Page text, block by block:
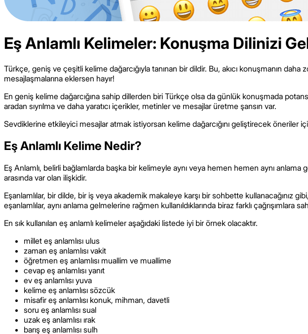
Eş Anlamlı Kelimeler: Konuşma Dilinizi
Türkçe, geniş ve çeşitli kelime dağarcığıyla tanınan bir dildir. Bu, akıcı konuşmanın daha
mesajlaşmalarına eklersen hayır!
En geniş kelime dağarcığına sahip dillerden biri Türkçe olsa da günlük konuşmada
aradan sıyrılma ve daha yaratıcı içerikler, metinler ve mesajlar üretme şansın var.
Sevdiklerine etkileyici mesajlar atmak istiyorsan kelime dağarcığını geliştirecek öneriler
Eş Anlamlı Kelime Nedir?
Eş Anlamlı, belirli bağlamlarda başka bir kelimeyle aynı veya hemen hemen aynı anlama
arasında var olan ilişkidir.
Eşanlamlılar, bir dilde, bir iş veya akademik makaleye karşı bir sohbette kullanacağınız
eşanlamlılar, aynı anlama gelmelerine rağmen kullanıldıklarında biraz farklı çağrışımlara
En sık kullanılan eş anlamlı kelimeler aşağıdaki listede iyi bir örnek olacaktır.
millet eş anlamlısı ulus
zaman eş anlamlısı vakit
öğretmen eş anlamlısı muallim ve muallime
cevap eş anlamlısı yanıt
ev eş anlamlısı yuva
kelime eş anlamlısı sözcük
misafir eş anlamlısı konuk, mihman, davetli
soru eş anlamlısı sual
uzak eş anlamlısı ırak
barış eş anlamlısı sulh